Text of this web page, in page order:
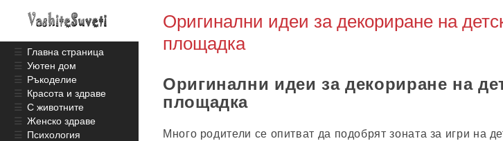
Оригинални идеи за декориране на
площадка
Оригинални идеи за декориране на
площадка
Много родители се опитват да подобрят зоната за игри на
☰ Главна страница
☰ Уютен дом
☰ Ръкоделие
☰ Красота и здраве
☰ С животните
☰ Женско здраве
☰ Психология